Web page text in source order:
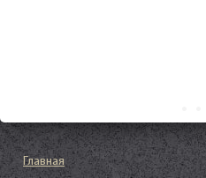
Главная